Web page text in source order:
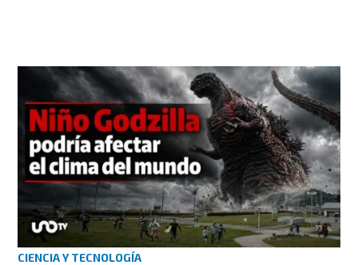
CIENCIA Y TECNOLOGÍA